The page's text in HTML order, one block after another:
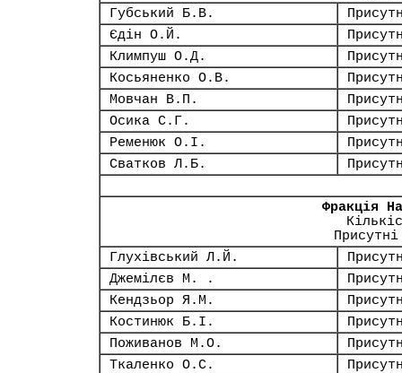
Губський Б.В.
Єдін О.Й.
Климпуш О.Д.
Косьяненко О.В.
Мовчан В.П.
Осика С.Г.
Ременюк О.І.
Сватков Л.Б.
Фракція
Глухівський Л.Й.
Джемілєв М. .
Кендзьор Я.М.
Костинюк Б.І.
Поживанов М.О.
Ткаленко О.С.